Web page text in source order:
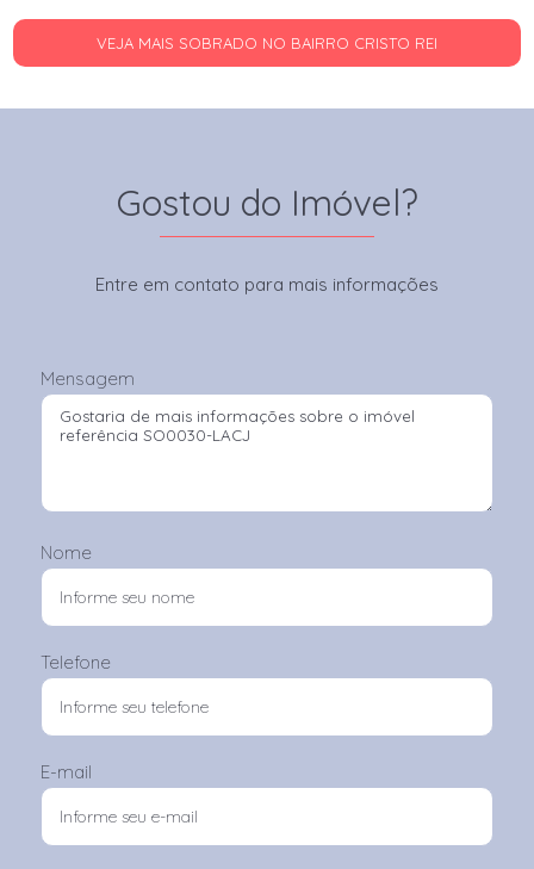
VEJA MAIS SOBRADO NO BAIRRO CRISTO REI
Gostou do Imóvel?
Entre em contato para mais informações
Mensagem
Nome
Telefone
E-mail